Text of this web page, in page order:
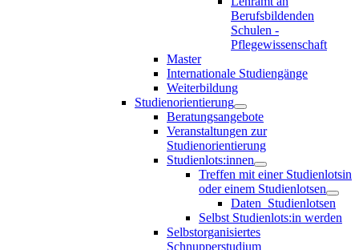
Berufsbildenden
Schulen -
Pflegewissenschaft
Master
Internationale Studiengänge
Weiterbildung
Studienorientierung
Beratungsangebote
Veranstaltungen zur
Studienorientierung
Studienlots:innen
Treffen mit einer Studienlotsin
oder einem Studienlotsen
Daten_Studienlotsen
Selbst Studienlots:in werden
Selbstorganisiertes
Schnupperstudium